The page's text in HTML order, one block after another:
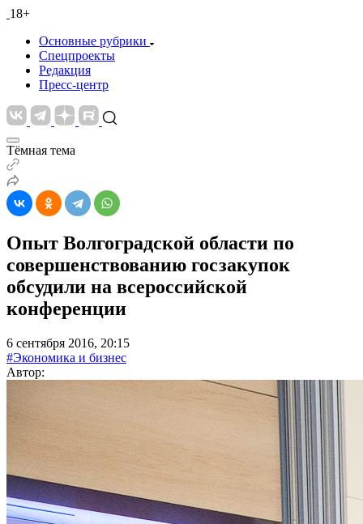
18+
Основные рубрики
Спецпроекты
Редакция
Пресс-центр
Тёмная тема
Опыт Волгоградской области по
совершенствованию госзакупок
обсудили на всероссийской
конференции
6 сентября 2016, 20:15
#Экономика и бизнес
Автор: